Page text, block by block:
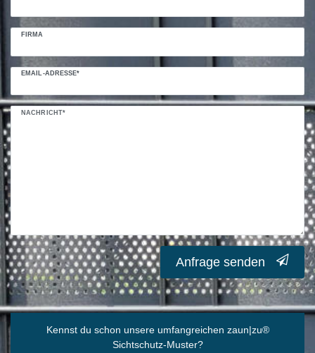
FIRMA
EMAIL-ADRESSE*
NACHRICHT*
Anfrage senden
Kennst du schon unsere umfangreichen zaun|zu®
Sichtschutz-Muster?